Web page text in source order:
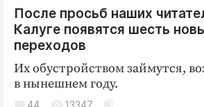
После просьб наших
Калуге появятся шесть
переходов
Их обустройством займутся,
в нынешнем году.
44 13347